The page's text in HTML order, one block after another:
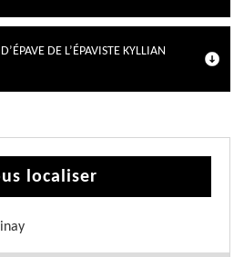
DE L’ÉPAVISTE KYLLIAN
localiser